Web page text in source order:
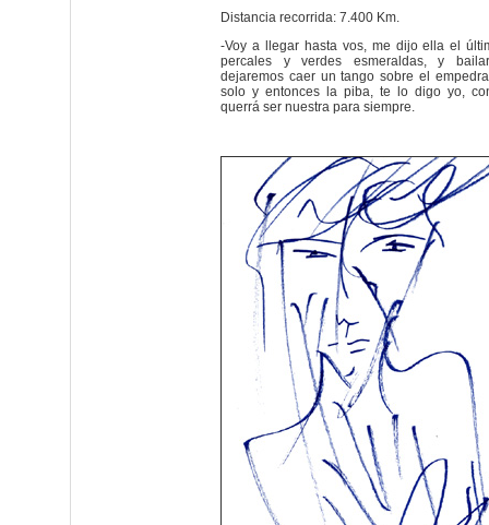
Distancia recorrida: 7.400 Km.
-Voy a llegar hasta vos, me dijo ella el
percales y verdes esmeraldas, y
dejaremos caer un tango sobre el
solo y entonces la piba, te lo digo yo,
querrá ser nuestra para siempre.